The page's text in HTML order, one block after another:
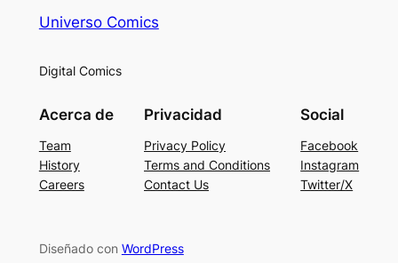
Universo Comics
Digital Comics
Acerca de
Team
History
Careers
Privacidad
Privacy Policy
Terms and Conditions
Contact Us
Social
Facebook
Instagram
Twitter/X
Diseñado con WordPress